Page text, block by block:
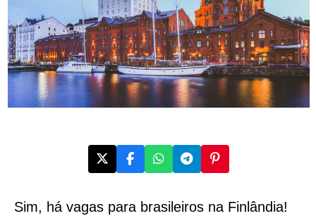
Sim, há vagas para brasileiros na Finlândia!